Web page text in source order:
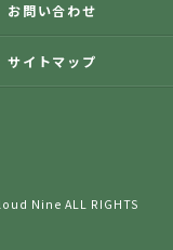
お問い合わせ
サイトマップ
Nine ALL RIGHTS